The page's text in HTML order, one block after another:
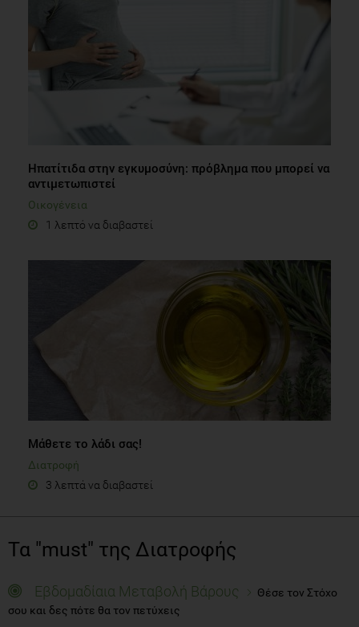
Ηπατίτιδα στην εγκυμοσύνη: πρόβλημα που μπορεί να
αντιμετωπιστεί
Οικογένεια
1 λεπτό να διαβαστεί
Μάθετε το λάδι σας!
Διατροφή
3 λεπτά να διαβαστεί
Τα "must" της Διατροφής
Εβδομαδίαια Μεταβολή Βάρους
Θέσε τον Στόχο
σου και δες πότε θα τον πετύχεις